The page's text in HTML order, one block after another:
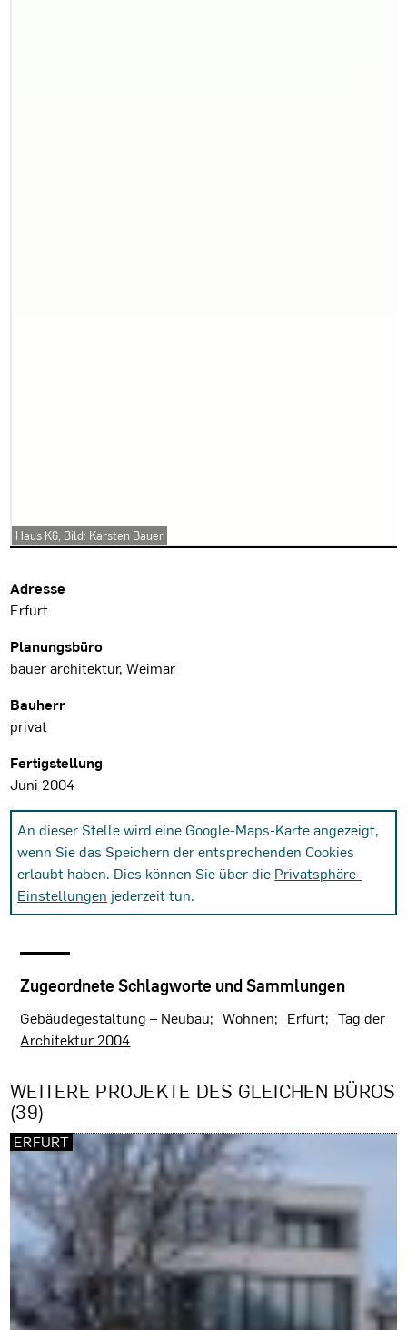
Haus K6, Bild: Karsten Bauer
Projektdaten
Adresse
Erfurt
Planungsbüro
bauer architektur, Weimar
Bauherr
privat
Fertigstellung
Juni 2004
An dieser Stelle wird eine Google-Maps-Karte angezeigt,
wenn Sie das Speichern der entsprechenden Cookies
erlaubt haben. Dies können Sie über die Privatsphäre-
Einstellungen jederzeit tun.
Zugeordnete Schlagworte und Sammlungen
Gebäudegestaltung – Neubau Wohnen Erfurt
Tag der
Architektur 2004
WEITERE PROJEKTE DES GLEICHEN BÜROS
(39)
ERFURT